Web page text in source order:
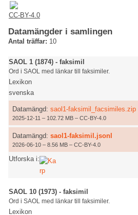
CC-BY-4.0
Datamängder i samlingen
Antal träffar: 10
SAOL 1 (1874) - faksimil
Ord i SAOL med länkar till faksimiler.
Lexikon
svenska
Datamängd: saol1-faksimil_facsimiles.zip
2025-12-11 – 102.72 MB – CC-BY-4.0
Datamängd: saol1-faksimil.jsonl
2026-06-10 – 8.56 MB – CC-BY-4.0
Utforska i:
SAOL 10 (1973) - faksimil
Ord i SAOL med länkar till faksimiler.
Lexikon